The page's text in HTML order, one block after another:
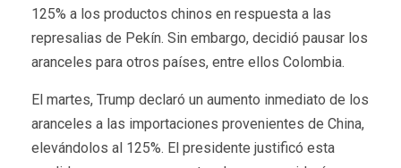
125% a los productos chinos en respuesta a las
represalias de Pekín. Sin embargo, decidió pausar los
aranceles para otros países, entre ellos Colombia.
El martes, Trump declaró un aumento inmediato de los
aranceles a las importaciones provenientes de China,
elevándolos al 125%. El presidente justificó esta